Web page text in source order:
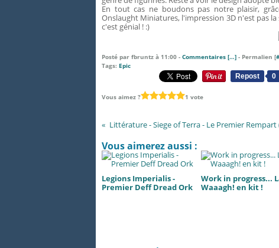
En tout cas ne boudons pas notre plaisir,
Onslaught Miniatures, l'impression 3D n'est pas
c'est génial ! :)
Posté par fbruntz à 11:00 - Commentaires […] - Permalien [#
Tags: Epic
Repost
0
Vous aimez ? 1 vote
Littérature - Siege of Terra - Le Premier Rempart
Vous aimerez aussi :
Legions Imperialis -
Premier Deff Dread Ork
Work in progress...
Waaagh! en kit !